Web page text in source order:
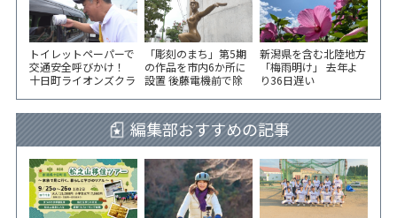
トイレットペーパーで
交通安全呼びかけ！
十日町ライオンズクラ
「彫刻のまち」第5期
の作品を市内6か所に
設置 後藤電機前で除
新潟県を含む北陸地方
「梅雨明け」 去年よ
り36日遅い
編集部おすすめの記事